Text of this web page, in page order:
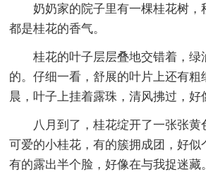
奶奶家的院子里有一棵桂花树，
都是桂花的香气。
桂花的叶子层层叠地交错着，绿
的。仔细一看，舒展的叶片上还有粗
晨，叶子上挂着露珠，清风拂过，好
八月到了，桂花绽开了一张张
可爱的小桂花，有的簇拥成团，好似
有的露出半个脸，好像在与我捉迷藏。